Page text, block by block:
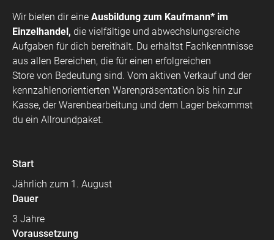
Wir bieten dir eine Ausbildung zum Kaufmann* im
Einzelhandel, die vielfältige und abwechslungsreiche
Aufgaben für dich bereithält. Du erhältst Fachkenntnisse
aus allen Bereichen, die für einen erfolgreichen
Store von Bedeutung sind. Vom aktiven Verkauf und der
kennzahlenorientierten Warenpräsentation bis hin zur
Kasse, der Warenbearbeitung und dem Lager bekommst
du ein Allroundpaket.
Start
Jährlich zum 1. August
Dauer
3 Jahre
Voraussetzung